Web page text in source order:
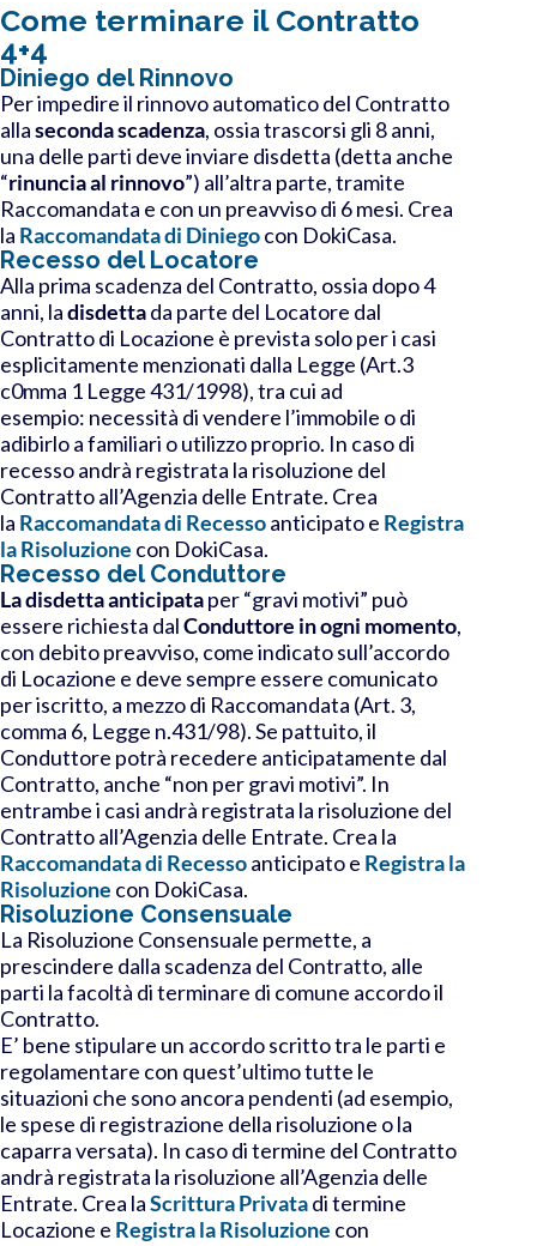
Come terminare il Contratto
4+4
Diniego del Rinnovo
Per impedire il rinnovo automatico del Contratto
allaseconda scadenza, ossia trascorsi gli 8 anni,
una delle parti deve inviare disdetta (detta anche
“rinuncia al rinnovo”) all’altra parte, tramite
Raccomandata e con un preavviso di 6 mesi. Crea
la Raccomandata di Diniegocon DokiCasa.
Recesso del Locatore
Alla prima scadenza del Contratto, ossia dopo 4
anni, ladisdettada parte del Locatore dal
Contratto di Locazione è prevista solo per i casi
esplicitamente menzionati dalla Legge (Art.3
c0mma 1 Legge 431/1998), tra cui ad
esempio: necessità di vendere l’immobile o di
adibirlo a familiari o utilizzo proprio. In caso di
recesso andrà registrata la risoluzione del
Contratto all’Agenzia delle Entrate. Crea
la Raccomandata di Recessoanticipato e Registra
la Risoluzione con DokiCasa.
Recesso del Conduttore
La disdetta anticipataper “gravi motivi” può
essere richiesta dalConduttore in ogni momento,
con debito preavviso, come indicato sull’accordo
di Locazione e deve sempre essere comunicato
per iscritto, a mezzo di Raccomandata (Art. 3,
comma 6, Legge n.431/98). Se pattuito, il
Conduttore potrà recedere anticipatamente dal
Contratto, anche “non per gravi motivi”. In
entrambe i casi andrà registrata la risoluzione del
Contratto all’Agenzia delle Entrate. Crea la
Raccomandata di Recessoanticipato e Registra la
Risoluzione con DokiCasa.
Risoluzione Consensuale
La Risoluzione Consensuale permette, a
prescindere dalla scadenza del Contratto, alle
parti la facoltà di terminare di comune accordo il
Contratto.
E’ bene stipulare un accordo scritto tra le parti e
regolamentare con quest’ultimo tutte le
situazioni che sono ancora pendenti (ad esempio,
le spese di registrazione della risoluzione o la
caparra versata). In caso di termine del Contratto
andrà registrata la risoluzione all’Agenzia delle
Entrate. Crea laScrittura Privatadi termine
Locazione e Registra la Risoluzione con